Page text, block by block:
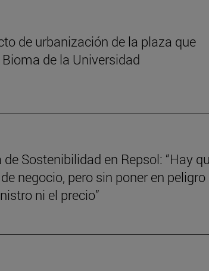
de urbanización de la plaza que
de la Universidad
de Sostenibilidad en Repsol: “Hay
negocio, pero sin poner en peligro
ni el precio”